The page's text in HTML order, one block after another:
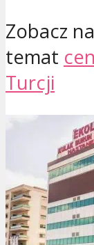
Zobacz
temat
Turcji